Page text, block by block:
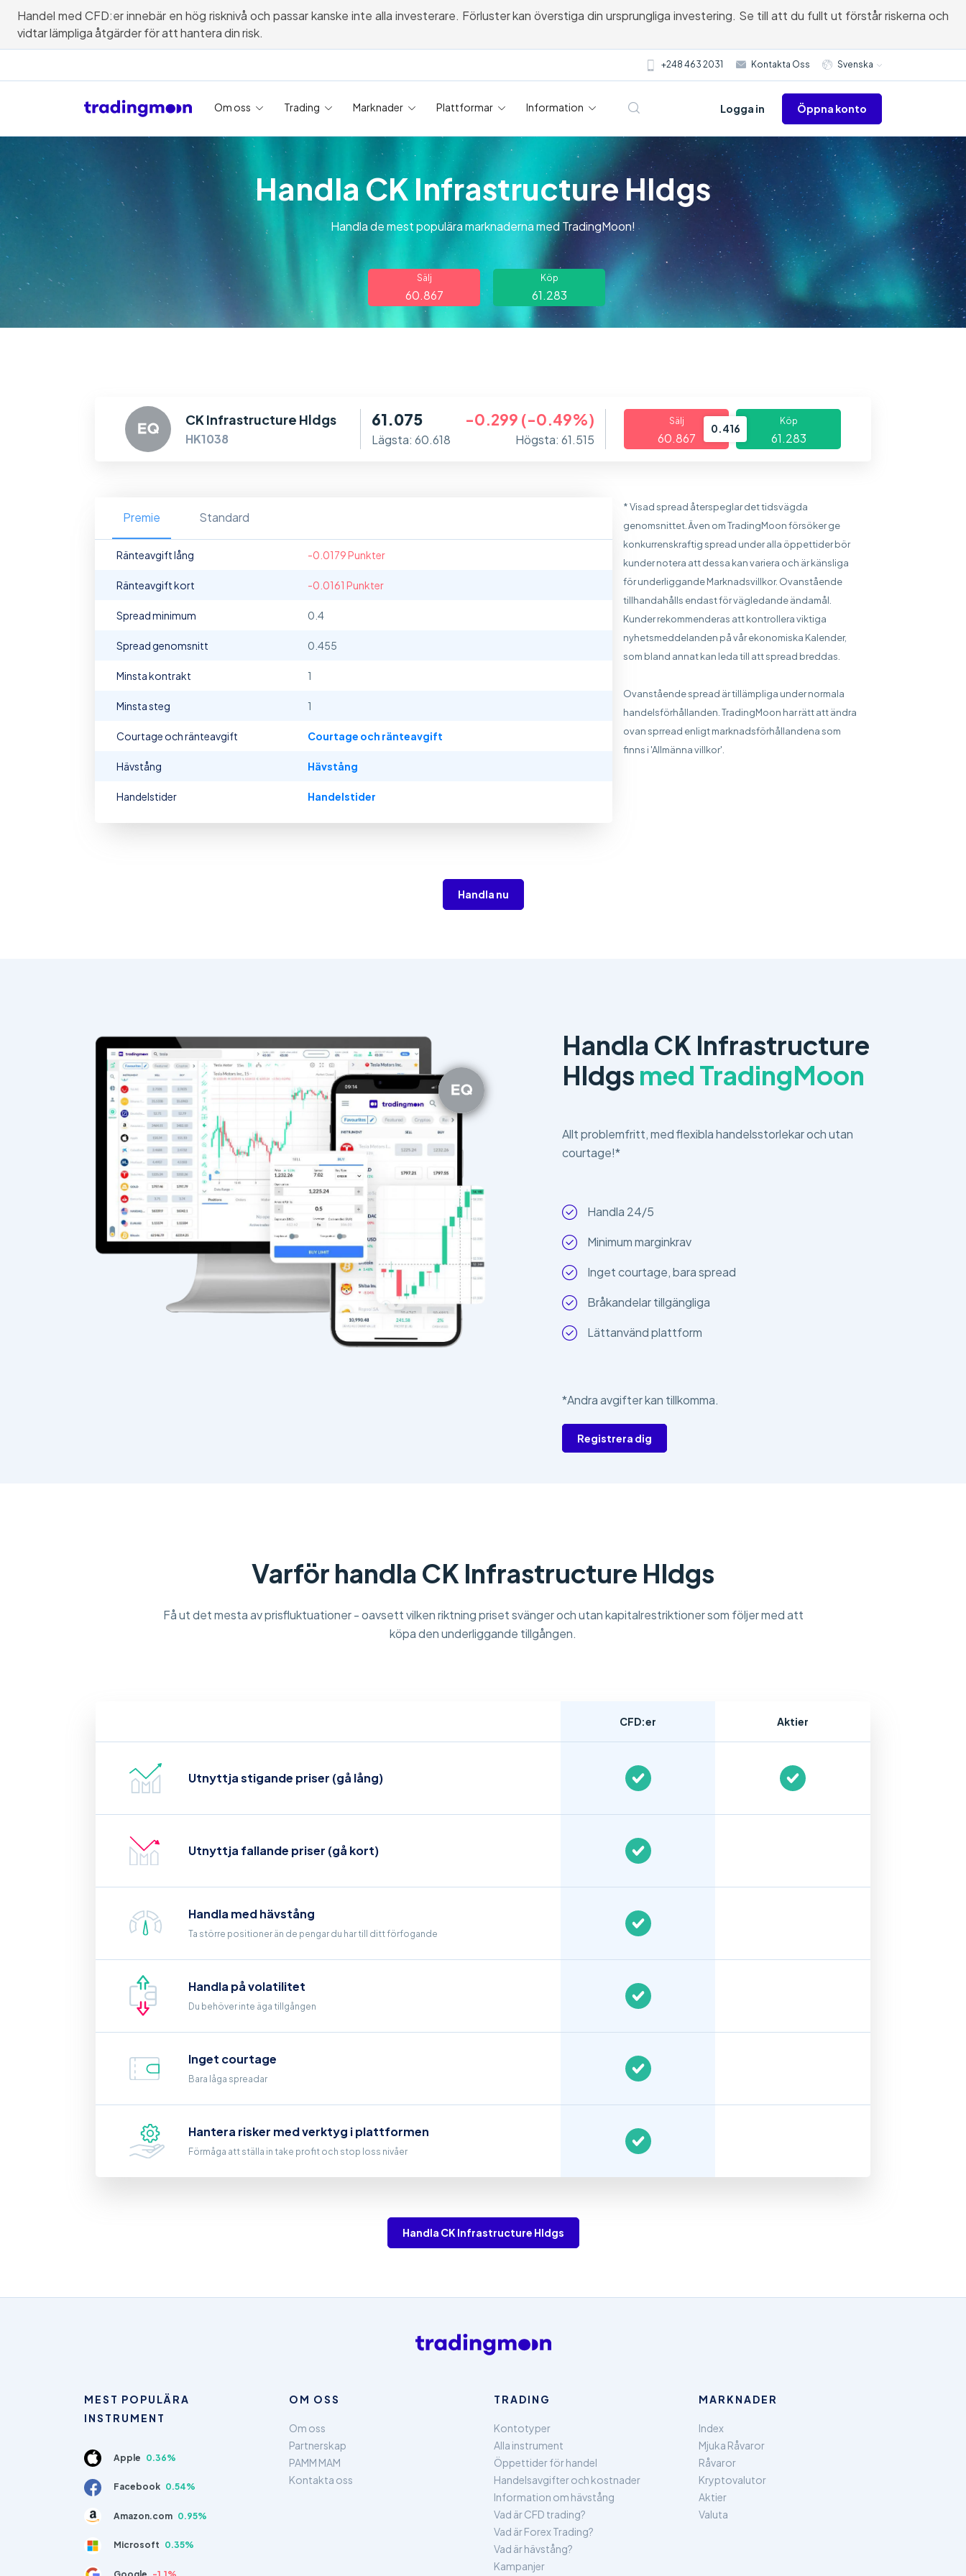
Handel med CFD:er innebär en hög risknivå och passar kanske inte alla investerare. Förluster kan överstiga din ursprungliga investering. Se till att du fullt ut förstår riskerna och
vidtar lämpliga åtgärder för att hantera din risk.
+248 463 2031 Kontakta Oss Svenska
Om oss Trading Marknader Plattformar Information Logga in Öppna konto
Handla CK Infrastructure Hldgs
Handla de mest populära marknaderna med TradingMoon!
Sälj
60.867
Köp
61.283
CK Infrastructure Hldgs
HK1038
61.075 -0.299 (-0.49%)
Lägsta: 60.618 Högsta: 61.515
Sälj
60.867
0.416
Köp
61.283
Premie Standard
Ränteavgift lång -0.0179 Punkter
Ränteavgift kort -0.0161 Punkter
Spread minimum 0.4
Spread genomsnitt 0.455
Minsta kontrakt 1
Minsta steg 1
Courtage och ränteavgift Courtage och ränteavgift
Hävstång Hävstång
Handelstider Handelstider
* Visad spread återspeglar det tidsvägda
genomsnittet. Även om TradingMoon försöker ge
konkurrenskraftig spread under alla öppettider bör
kunder notera att dessa kan variera och är känsliga
för underliggande Marknadsvillkor. Ovanstående
tillhandahålls endast för vägledande ändamål.
Kunder rekommenderas att kontrollera viktiga
nyhetsmeddelanden på vår ekonomiska Kalender,
som bland annat kan leda till att spread breddas.
Ovanstående spread är tillämpliga under normala
handelsförhållanden. TradingMoon har rätt att ändra
ovan sprread enligt marknadsförhållandena som
finns i 'Allmänna villkor'.
Handla nu
Handla CK Infrastructure
Hldgs med TradingMoon
Allt problemfritt, med flexibla handelsstorlekar och utan
courtage!*
Handla 24/5
Minimum marginkrav
Inget courtage, bara spread
Bråkandelar tillgängliga
Lättanvänd plattform
*Andra avgifter kan tillkomma.
Registrera dig
Varför handla CK Infrastructure Hldgs
Få ut det mesta av prisfluktuationer - oavsett vilken riktning priset svänger och utan kapitalrestriktioner som följer med att
köpa den underliggande tillgången.
CFD:er Aktier
Utnyttja stigande priser (gå lång)
Utnyttja fallande priser (gå kort)
Handla med hävstång
Ta större positioner än de pengar du har till ditt förfogande
Handla på volatilitet
Du behöver inte äga tillgången
Inget courtage
Bara låga spreadar
Hantera risker med verktyg i plattformen
Förmåga att ställa in take profit och stop loss nivåer
Handla CK Infrastructure Hldgs
MEST POPULÄRA
INSTRUMENT
Apple 0.36%
Facebook 0.54%
Amazon.com 0.95%
Microsoft 0.35%
OM OSS
Om oss
Partnerskap
PAMM MAM
Kontakta oss
TRADING
Kontotyper
Alla instrument
Öppettider för handel
Handelsavgifter och kostnader
Information om hävstång
Vad är CFD trading?
Vad är Forex Trading?
Vad är hävstång?
Kampanjer
MARKNADER
Index
Mjuka Råvaror
Råvaror
Kryptovalutor
Aktier
Valuta